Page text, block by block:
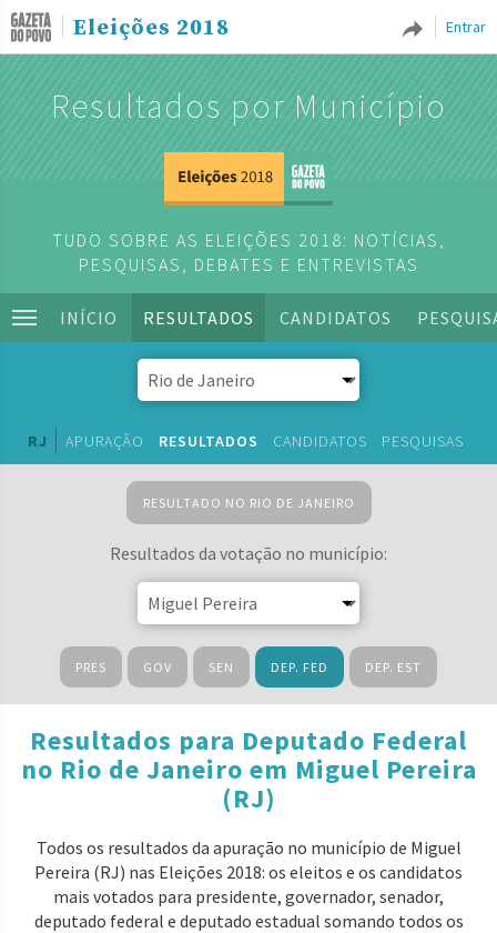
Entrar
Eleições 2018
Resultados por Município
TUDO SOBRE AS ELEIÇÕES 2018: NOTÍCIAS,
PESQUISAS, DEBATES E ENTREVISTAS
INÍCIO RESULTADOS CANDIDATOS
RJ APURAÇÃO RESULTADOS CANDIDATOS PESQUISAS
RESULTADO NO RIO DE JANEIRO
Resultados da votação no município:
PRES GOV SEN DEP. FED DEP. EST
Resultados para Deputado Federal
no Rio de Janeiro em Miguel Pereira
(RJ)
Todos os resultados da apuração no município de Miguel
Pereira (RJ) nas Eleições 2018: os eleitos e os candidatos
mais votados para presidente, governador, senador,
deputado federal e deputado estadual somando todos os